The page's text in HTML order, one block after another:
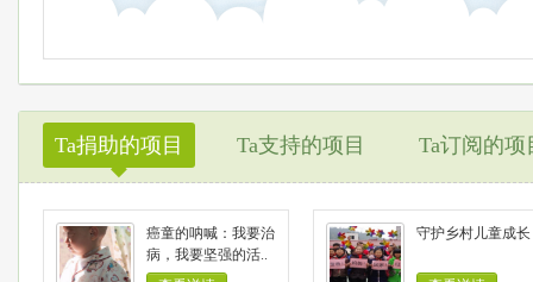
Ta捐助的项目
◆
Ta支持的项目 Ta订阅的项
癌童的呐喊：我要治
病，我要坚强的活..
守护乡村儿童成长